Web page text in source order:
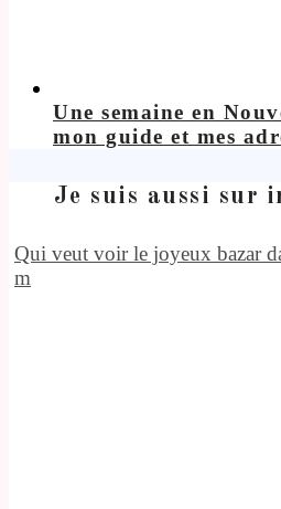
Une semaine en
mon guide et mes
Je suis aussi sur
Qui veut voir le joyeux bazar
m